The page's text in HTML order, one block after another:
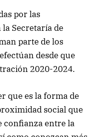
por las
Secretaría de
parte de los
desde que
2020-2024.
que es la forma de
social que
confianza entre la